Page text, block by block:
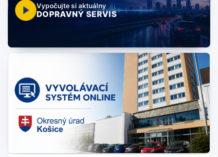
Vypočujte si aktuálny
DOPRAVNÝ SERVIS